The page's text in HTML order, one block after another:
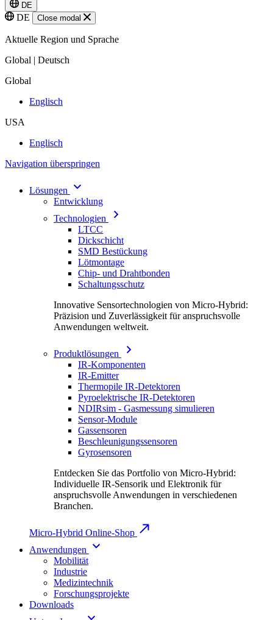
DE
DE Close modal
Aktuelle Region und Sprache
Global | Deutsch
Global
Englisch
USA
Englisch
Navigation überspringen
Lösungen
Entwicklung
Technologien
LTCC
Dickschicht
SMD Bestückung
Lötmontage
Chip- und Drahtbonden
Schaltungsschutz
Innovative Sensortechnologien von Micro-Hybrid:
Präzision und Zuverlässigkeit für anspruchsvolle
Anwendungen weltweit.
Produktlösungen
IR-Komponenten
IR-Emitter
Thermopile IR-Detektoren
Pyroelektrische IR-Detektoren
NDIRsim - Gasmessung simulieren
Sensor-Module
Gassensoren
Beschleunigungssensoren
Gyrosensoren
Entdecken Sie das Portfolio von Micro-Hybrid:
Individuelle IR-Sensorik und Elektronik für
anspruchsvolle Anwendungen in verschiedenen
Branchen.
Micro-Hybrid Online-Shop
Anwendungen
Mobilität
Industrie
Medizintechnik
Forschungsprojekte
Downloads